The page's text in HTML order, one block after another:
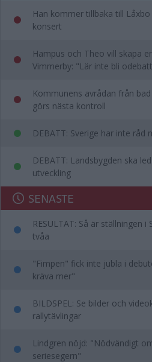
Han kommer tillbaka till Låxbo
konsert
Hampus och Theo vill skapa en
Vimmerby: "Lär inte bli
Kommunens avrådan från bad
görs nästa kontroll
DEBATT: Sverige har inte råd
DEBATT: Landsbygden ska
utveckling
SENASTE
RESULTAT: Så är ställningen i
tvåa
"Fimpen" fick inte jubla i
kräva mer"
BILDSPEL: Se bilder och
rallytävlingar
Lindgren nöjd: "Nödvändigt
seriesegern"